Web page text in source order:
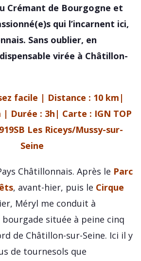
Crémant de Bourgogne et
qui l’incarnent ici,
Sans oublier, en
virée à Châtillon-
facile | Distance : 10 km|
| Durée : 3h| Carte : IGN TOP
Les Riceys/Mussy-sur-
Seine
Châtillonnais. Après le Parc
, avant-hier, puis le Cirque
Méryl me conduit à
située à peine cinq
de Châtillon-sur-Seine. Ici il y
de tournesols que